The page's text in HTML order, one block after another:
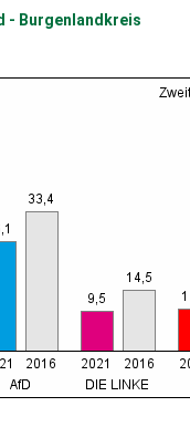
- Burgenlandkreis